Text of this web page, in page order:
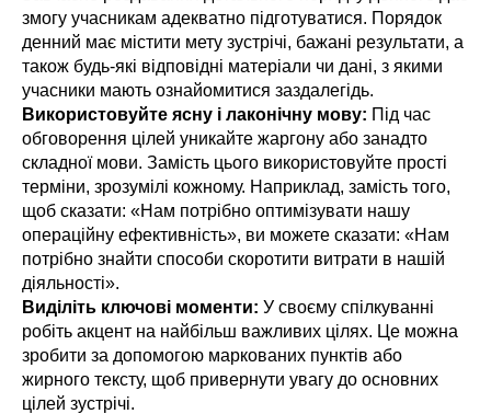
змогу учасникам адекватно підготуватися. Порядок
денний має містити мету зустрічі, бажані результати, а
також будь-які відповідні матеріали чи дані, з якими
учасники мають ознайомитися заздалегідь.
Використовуйте ясну і лаконічну мову: Під час
обговорення цілей уникайте жаргону або занадто
складної мови. Замість цього використовуйте прості
терміни, зрозумілі кожному. Наприклад, замість того,
щоб сказати: «Нам потрібно оптимізувати нашу
операційну ефективність», ви можете сказати: «Нам
потрібно знайти способи скоротити витрати в нашій
діяльності».
Виділіть ключові моменти: У своєму спілкуванні
робіть акцент на найбільш важливих цілях. Це можна
зробити за допомогою маркованих пунктів або
жирного тексту, щоб привернути увагу до основних
цілей зустрічі.